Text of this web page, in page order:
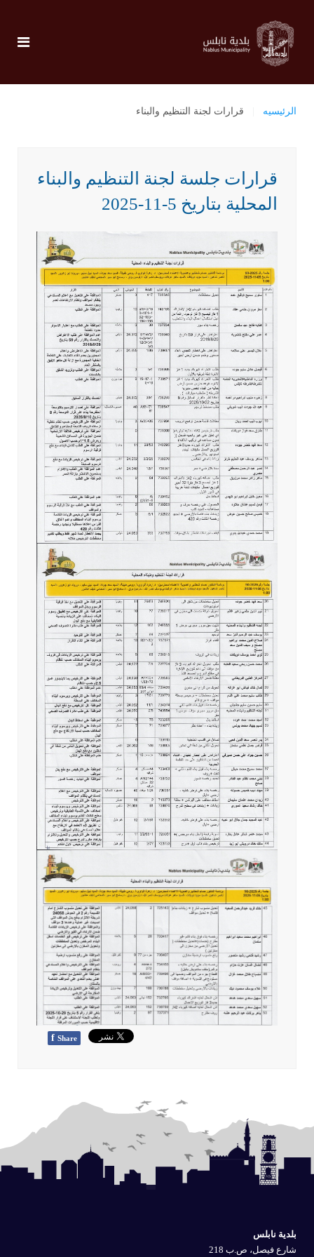
الرئيسيه قرارات لجنة التنظيم والبناء
قرارات جلسة لجنة التنظيم والبناء
المحلية بتاريخ 5-11-2025
f Share
بلدية نابلس
شارع فيصل، ص.ب 218